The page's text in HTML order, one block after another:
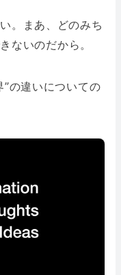
。まあ、どのみち
ないのだから。
”の違いについての